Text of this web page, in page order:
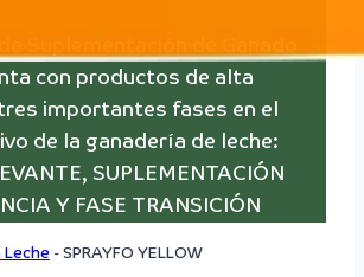
Suplementación de Ganado
con productos de alta
importantes fases en el
de la ganadería de leche:
SUPLEMENTACIÓN
Y FASE TRANSICIÓN
Leche - SPRAYFO YELLOW